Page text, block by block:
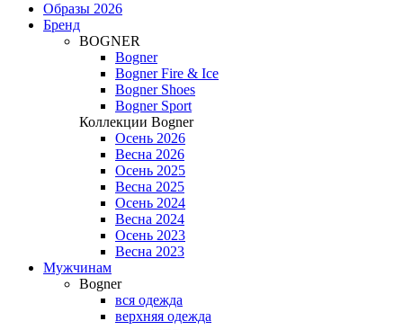
Образы 2026
Бренд
BOGNER
Bogner
Bogner Fire & Ice
Bogner Shoes
Bogner Sport
Коллекции Bogner
Осень 2026
Весна 2026
Осень 2025
Весна 2025
Осень 2024
Весна 2024
Осень 2023
Весна 2023
Мужчинам
Bogner
вся одежда
верхняя одежда